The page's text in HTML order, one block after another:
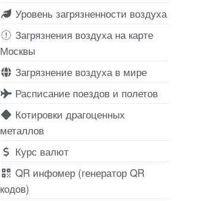
Уровень загрязненности воздуха
Загрязнения воздуха на карте
Москвы
Загрязнение воздуха в мире
Расписание поездов и полетов
Котировки драгоценных
металлов
Курс валют
QR инфомер (генератор QR
кодов)